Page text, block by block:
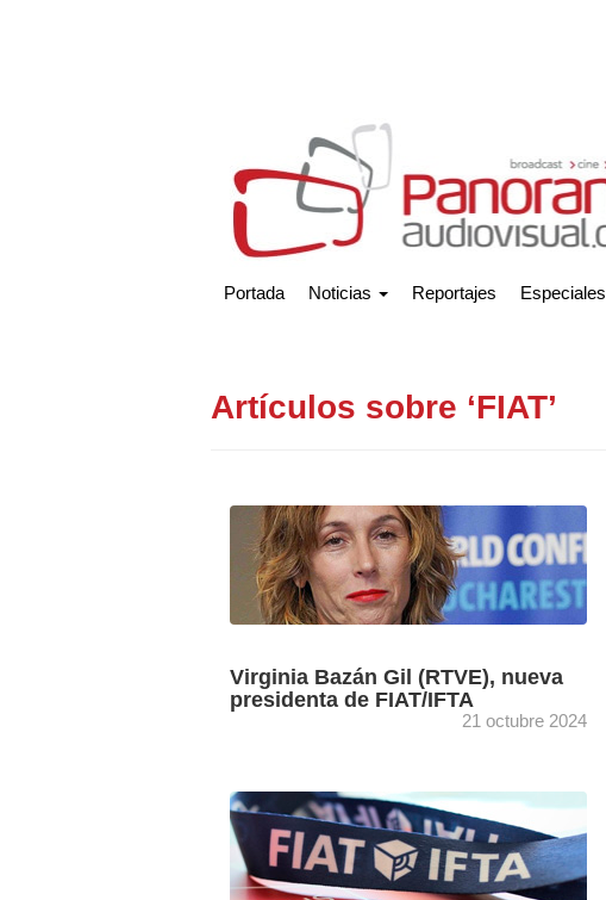
Portada Noticias Reportajes Especiales
Artículos sobre ‘FIAT’
Virginia Bazán Gil (RTVE), nueva
presidenta de FIAT/IFTA
21 octubre 2024
La Federación Internacional de Archivos de
Televisión (FIAT/IFTA) cuenta con nueva
presidenta: Virginia Bazán Gil, directora del
Archivo de RTVE. El nombramiento de
Bazán, ...